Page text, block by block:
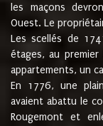
les maçons
Ouest. Le
Les scellés de
étages, au
appartements, un
En 1776, une
avaient abattu le
Rougemont et